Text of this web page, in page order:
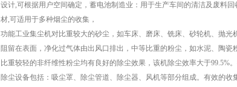
设计,可根据用户空间确定，蓄电池制造业：用于生产车间的清洁及废料
材,可适用于多种烟尘的收集，
功能工业集尘机对比重较大的砂尘，如车床、磨床、铣床、砂轮机、抛
阻留在表面，净化过气体由出风口排出，中等比重的粉尘，如水泥、陶
比重较轻的非纤维性粉尘均有良好的除尘效果，该机除尘效率大于99.5%
除尘设备包括：吸尘罩、除尘管道、除尘器、风机等部分组成。有效的